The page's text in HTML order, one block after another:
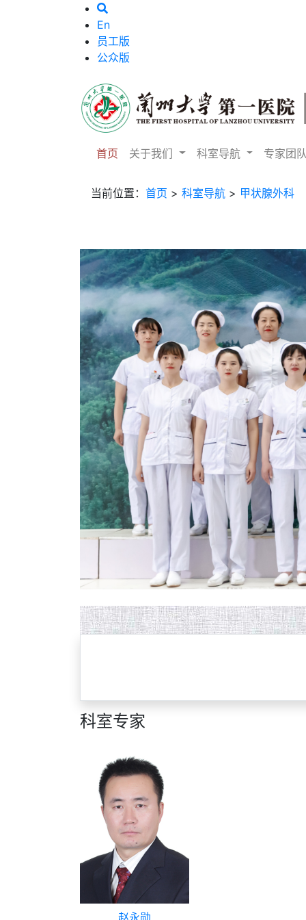
En
员工版
公众版
首页 关于我们 科室导航 专家团
当前位置： 首页 > 科室导航 > 甲状腺外科
科室专家
赵永勋